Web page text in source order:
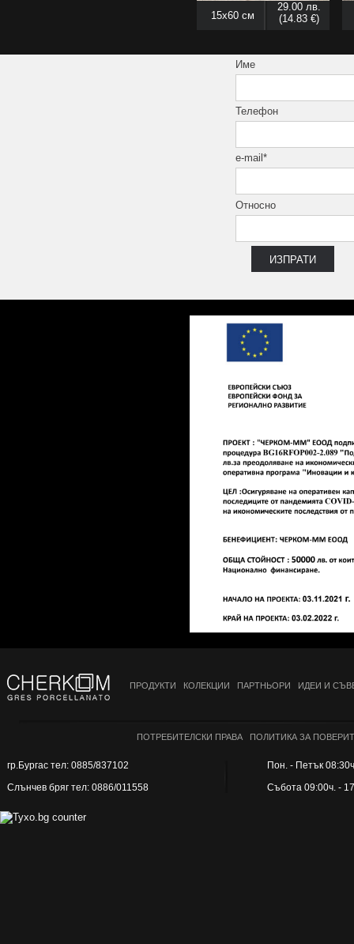
15x60 см
29.00 лв.
(14.83 €)
Име
Телефон
e-mail*
Относно
ПРОДУКТИ КОЛЕКЦИИ ПАРТНЬОРИ ИДЕИ И
ПОТРЕБИТЕЛСКИ ПРАВА ПОЛИТИКА ЗА
гр.Бургас тел: 0885/837102
Слънчев бряг тел: 0886/011558
Пон. - Петък
Събота 09:00ч. -